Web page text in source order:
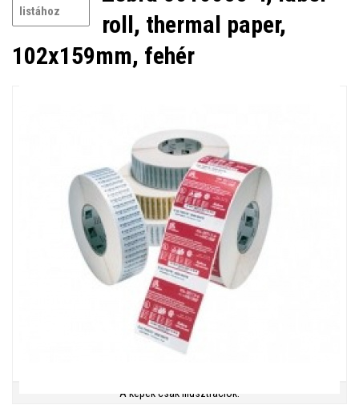
listához
roll, thermal paper,
102x159mm, fehér
A képek csak illusztrációk.